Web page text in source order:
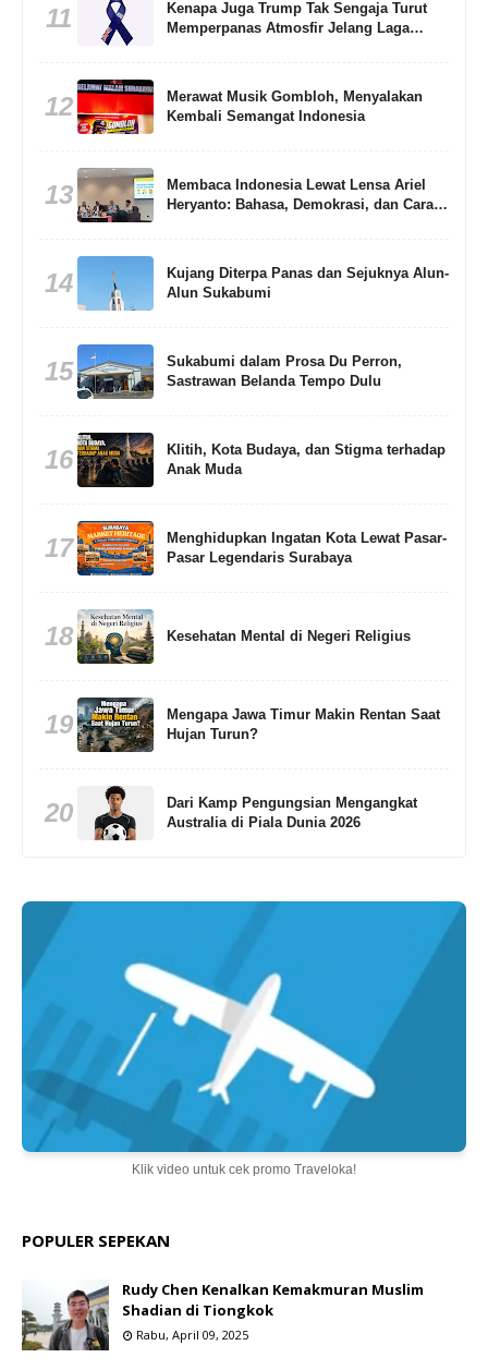
11
Kenapa Juga Trump Tak Sengaja Turut
Memperpanas Atmosfir Jelang Laga
12
Merawat Musik Gombloh, Menyalakan
Kembali Semangat Indonesia
13
Membaca Indonesia Lewat Lensa Ariel
Heryanto: Bahasa, Demokrasi, dan Cara
14
Kujang Diterpa Panas dan Sejuknya Alun-
Alun Sukabumi
15
Sukabumi dalam Prosa Du Perron,
Sastrawan Belanda Tempo Dulu
16
Klitih, Kota Budaya, dan Stigma terhadap
Anak Muda
17
Menghidupkan Ingatan Kota Lewat Pasar-
Pasar Legendaris Surabaya
18 Kesehatan Mental di Negeri Religius
19
Mengapa Jawa Timur Makin Rentan Saat
Hujan Turun?
20
Dari Kamp Pengungsian Mengangkat
Australia di Piala Dunia 2026
Klik video untuk cek promo Traveloka!
POPULER SEPEKAN
Rudy Chen Kenalkan Kemakmuran Muslim
Shadian di Tiongkok
Rabu, April 09, 2025